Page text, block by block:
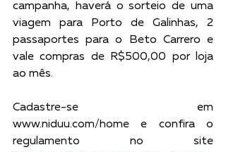
campanha, haverá o sorteio de uma
viagem para Porto de Galinhas, 2
passaportes para o Beto Carrero e
vale compras de R$500,00 por loja
ao mês.
Cadastre-se em
www.niduu.com/home e confira o